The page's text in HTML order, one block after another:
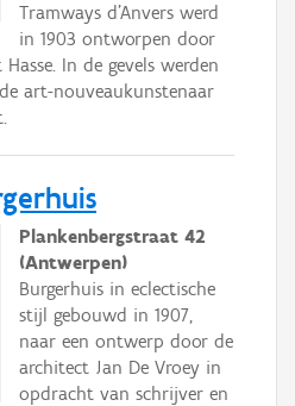
Tramways d'Anvers werd
in 1903 ontworpen door
In de gevels werden
art-nouveaukunstenaar
Plankenbergstraat 42
(Antwerpen)
Burgerhuis in eclectische
stijl gebouwd in 1907,
naar een ontwerp door de
architect Jan De Vroey in
opdracht van schrijver en